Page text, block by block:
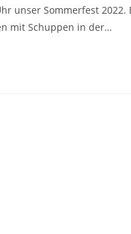
unser Sommerfest
mit Schuppen in der…